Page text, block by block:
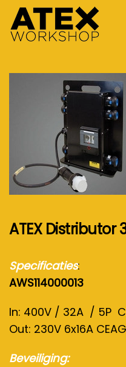
Terug naar
ATEX Distributor
Specificaties:
AWS114000013
In: 400V / 32A / 5P
Out: 230V 6x16A CEAG
Beveiliging: